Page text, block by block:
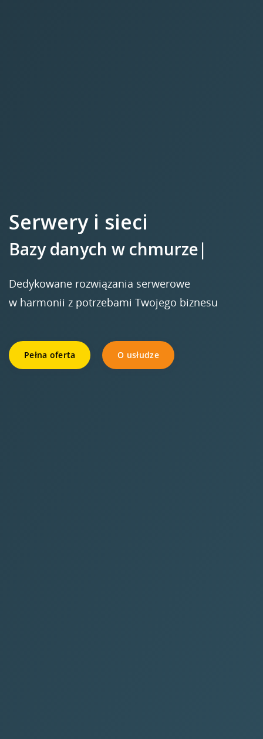
Serwery i sieci
Bazy danych w |
Dedykowane rozwiązania serwerowe
w harmonii z potrzebami Twojego biznesu
Pełna oferta O usłudze